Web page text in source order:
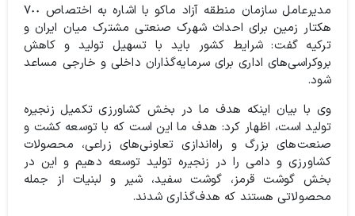
مدیرعامل سازمان منطقه آزاد ماکو با اشاره به اختصاص ٧٠٠
هکتار زمین برای احداث شهرک صنعتی مشترک میان ایران و
ترکیه گفت: شرایط کشور باید با تسهیل تولید و کاهش
بروکراسی‌های اداری برای سرمایه‌گذاران داخلی و خارجی مساعد
شود.
وی با بیان اینکه هدف ما در بخش کشاورزی تکمیل زنجیره
تولید است، اظهار کرد: هدف ما این است که با توسعه کشت و
صنعت‌های بزرگ و راه‌اندازی تعاونی‌های زراعی، محصولات
کشاورزی و دامی را در زنجیره تولید توسعه دهیم و این در
بخش گوشت قرمز، گوشت سفید، شیر و لبنیات از جمله
محصولاتی هستند که هدف‌گذاری شدند.